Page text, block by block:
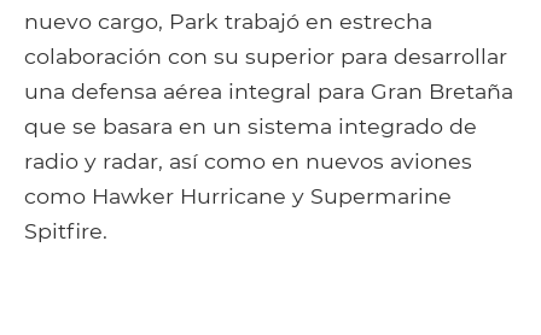
nuevo cargo, Park trabajó en estrecha
colaboración con su superior para desarrollar
una defensa aérea integral para Gran Bretaña
que se basara en un sistema integrado de
radio y radar, así como en nuevos aviones
como Hawker Hurricane y Supermarine
Spitfire.